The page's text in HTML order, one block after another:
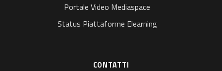
Portale Video Mediaspace
Status Piattaforme Elearning
CONTATTI